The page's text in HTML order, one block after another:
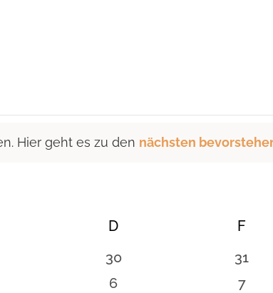
Hier geht es zu den nächsten
DDONNERSTAG F
0
Veranstaltungen
30
0
31
0
6
0
7